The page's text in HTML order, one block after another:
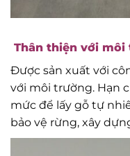
Thân thiện với môi
Được sản xuất với
với môi trường. Hạn
mức để lấy gỗ tự
bảo vệ rừng, xây